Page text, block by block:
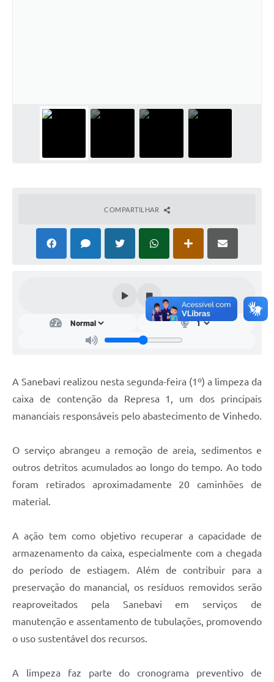
COMPARTILHAR
A Sanebavi realizou nesta segunda-feira (1º) a limpeza da
caixa de contenção da Represa 1, um dos principais
mananciais responsáveis pelo abastecimento de Vinhedo.
O serviço abrangeu a remoção de areia, sedimentos e
outros detritos acumulados ao longo do tempo. Ao todo
foram retirados aproximadamente 20 caminhões de
material.
A ação tem como objetivo recuperar a capacidade de
armazenamento da caixa, especialmente com a chegada
do período de estiagem. Além de contribuir para a
preservação do manancial, os resíduos removidos serão
reaproveitados pela Sanebavi em serviços de
manutenção e assentamento de tubulações, promovendo
o uso sustentável dos recursos.
A limpeza faz parte do cronograma preventivo de